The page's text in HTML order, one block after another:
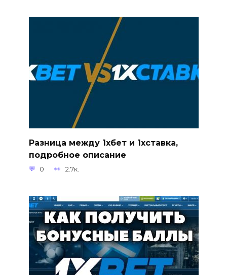
Разница между 1хбет и 1хставка,
подробное описание
0 2.7к.